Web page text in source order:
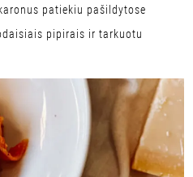
patiekiu pašildytose
pipirais ir tarkuotu